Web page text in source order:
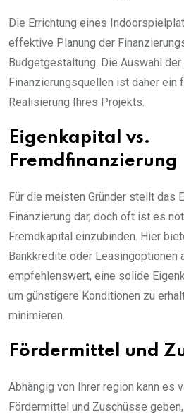
Die Errichtung eines
effektive Planung der
Budgetgestaltung. Die Auswahl
Finanzierungsquellen ist daher ein
Realisierung Ihres Projekts.
Eigenkapital vs.
Fremdfinanzierung
Für die meisten Gründer stellt das
Finanzierung dar, doch oft ist es
Fremdkapital einzubinden. Hier
Bankkredite oder Leasingoptionen
empfehlenswert, eine solide
um günstigere Konditionen zu
minimieren.
Fördermittel und
Abhängig von Ihrer region kann es
Fördermittel und Zuschüsse